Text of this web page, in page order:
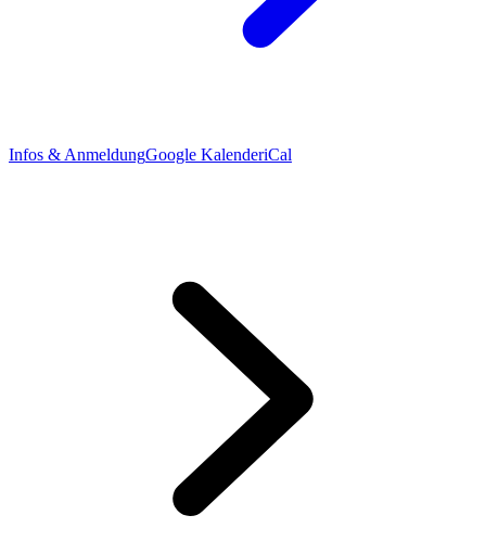
Infos & AnmeldungGoogle KalenderiCal